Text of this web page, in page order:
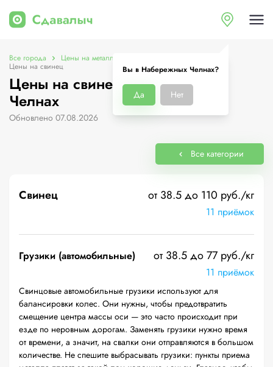
Вы в Набережных Челнах?
Да Нет
Все города Цены на металлолом в Набережных Челнах
Цены на свинец
Цены на свинец в Набережных
Челнах
Обновлено 07.08.2026
Все категории
Свинец от 38.5 до 110 руб./кг
11 приёмок
Грузики (автомобильные) от 38.5 до 77 руб./кг
11 приёмок
Свинцовые автомобильные грузики используют для
балансировки колес. Они нужны, чтобы предотвратить
смещение центра массы оси — это часто происходит при
езде по неровным дорогам. Заменять грузики нужно время
от времени, а значит, на свалки они отправляются в большом
количестве. Не спешите выбрасывать грузики: пункты приема